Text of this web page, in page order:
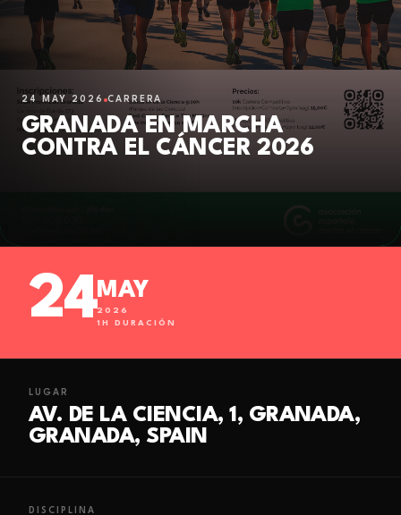
24 MAY 2026 CARRERA
GRANADA EN MARCHA
CONTRA EL CÁNCER 2026
24MAY
2026
1H DURACIÓN
LUGAR
AV. DE LA CIENCIA, 1, GRANADA,
GRANADA, SPAIN
DISCIPLINA